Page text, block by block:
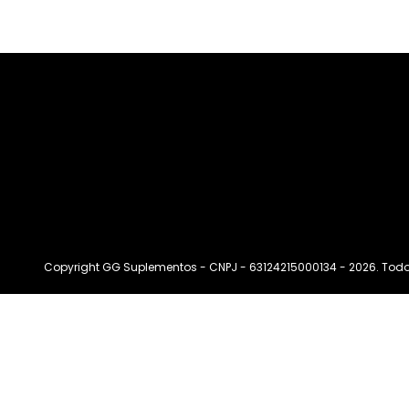
Copyright GG Suplementos - CNPJ - 63124215000134 - 2026.